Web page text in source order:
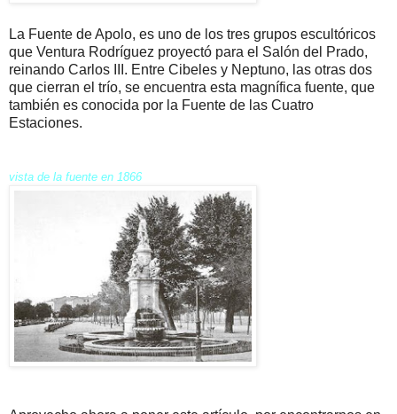
La Fuente de Apolo, es uno de los tres grupos escultóricos
que Ventura Rodríguez proyectó para el Salón del Prado,
reinando Carlos III. Entre Cibeles y Neptuno, las otras dos
que cierran el trío, se encuentra esta magnífica fuente, que
también es conocida por la Fuente de las Cuatro
Estaciones.
vista de la fuente en 1866